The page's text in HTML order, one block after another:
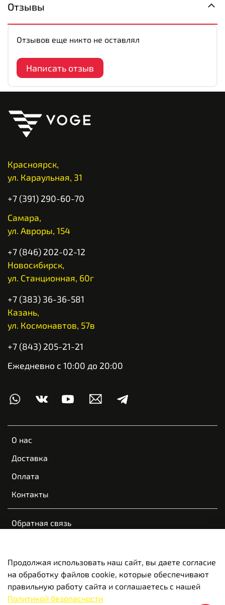
Отзывы
Отзывов еще никто не оставлял
Написать отзыв
О нас
Доставка
Оплата
Контакты
Обратная связь
Оферта и политика конфиденциальности
Вакансии
Красноярск,
ул. Караульная, 31
+7 (391) 290-60-70
Самара,
ул. Авроры, 154
+7 (846) 202-02-12
Новосибирск,
ул. Станционная, 60г
+7 (383) 36-36-581
Казань,
ул. Космонавтов, 57в
+7 (843) 205-21-21
Ежедневно с 10:00 до 20:00
Продолжая использовать наш сайт, вы даете согласие
на обработку файлов cookie, которые обеспечивают
правильную работу сайта и соглашаетесь с нашей
Политикой безопасности